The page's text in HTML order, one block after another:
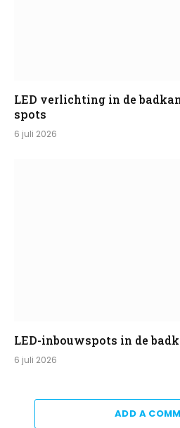
LED verlichting in de
spots
6 juli 2026
LED-inbouwspots in de
6 juli 2026
ADD A